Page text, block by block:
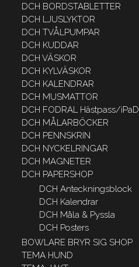
DCH BORDSTABLETTER
DCH LJUSLYKTOR
DCH TVÅLPUMPAR
DCH KUDDAR
DCH VÄSKOR
DCH KYLVÄSKOR
DCH KALENDRAR
DCH MUSMATTOR
DCH FODRAL Hästpass/iPaD
DCH MÅLARBÖCKER
DCH PENNSKRIN
DCH NYCKELRINGAR
DCH MAGNETER
DCH PAPERSHOP
DCH Anteckningsblock
DCH Kalendrar
DCH Måla & Pyssla
DCH Posters
BOWLARE BRYR SIG SHOP
TEMA HUND